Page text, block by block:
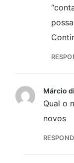
Márcio
Qual o
novos